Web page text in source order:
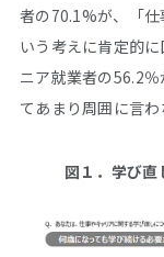
者の70.1%が、「
いう考えに肯定的
ニア就業者の56.2
てあまり周囲に言
図１．学び